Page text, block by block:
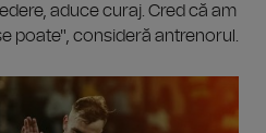
aduce curaj. Cred că am
poate", consideră antrenorul.